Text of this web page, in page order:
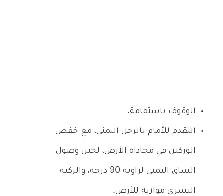
الوقوف باستقامة.
التقدم للأمام بالرجل اليمنى، مع خفض
الوركين في محاذاة الأرض، لحين وصول
الساق اليمنى لزاوية 90 درجة، والركبة
اليسرى موازية للأرض.